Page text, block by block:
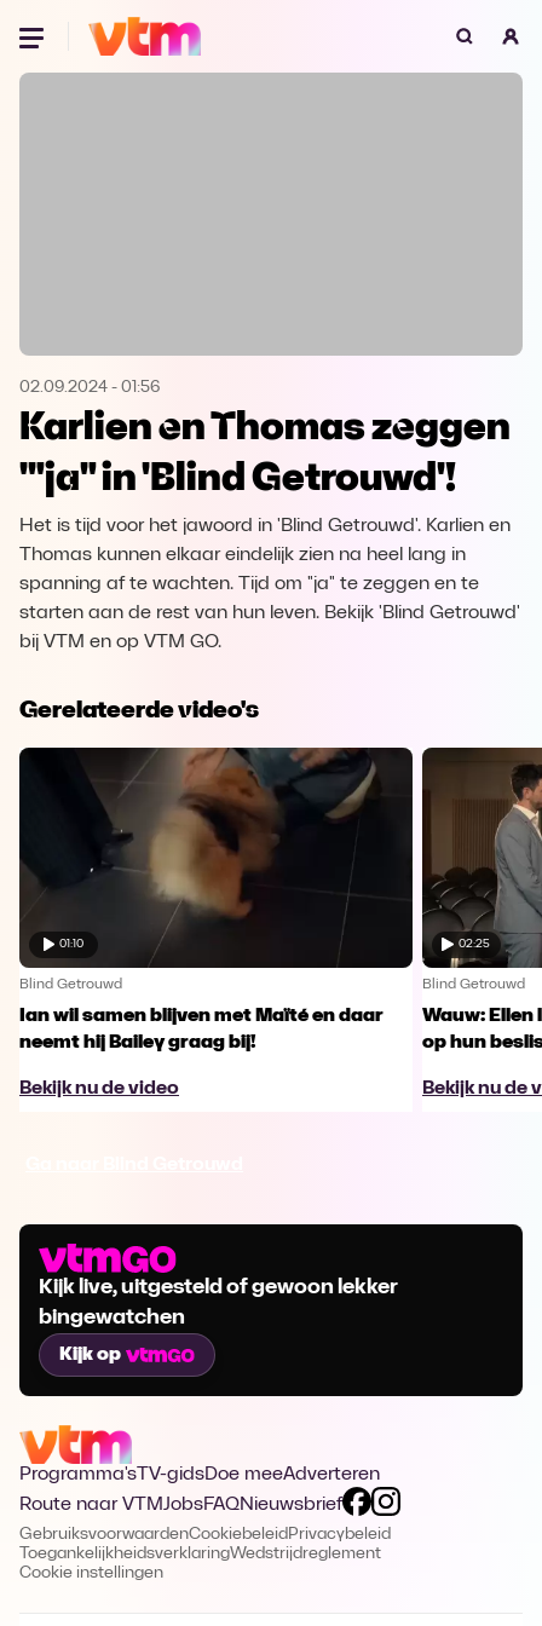
Oeps, browser niet ondersteund
Microsoft Edge Download
Opera Download
02.09.2024 - 01:56
Karlien en Thomas zeggen
'"ja" in 'Blind Getrouwd'!
Het is tijd voor het jawoord in 'Blind Getrouwd'. Karlien en
Thomas kunnen elkaar eindelijk zien na heel lang in
spanning af te wachten. Tijd om "ja" te zeggen en te
starten aan de rest van hun leven. Bekijk 'Blind Getrouwd'
bij VTM en op VTM GO.
Gerelateerde video's
01:10
Blind Getrouwd
Ian wil samen blijven met Maïté en daar
neemt hij Bailey graag bij!
Bekijk nu de video
02:25
Blind Getrouwd
Wauw:
op hun
Bekijk nu de
Kijk live, uitgesteld of gewoon lekker
bingewatchen
Kijk op
Programma's TV-gidsDoe meeAdverteren
Route naar VTMJobsFAQNieuwsbrief
GebruiksvoorwaardenCookiebeleid Privacybeleid
ToegankelijkheidsverklaringWedstrijdreglement
Cookie instellingen